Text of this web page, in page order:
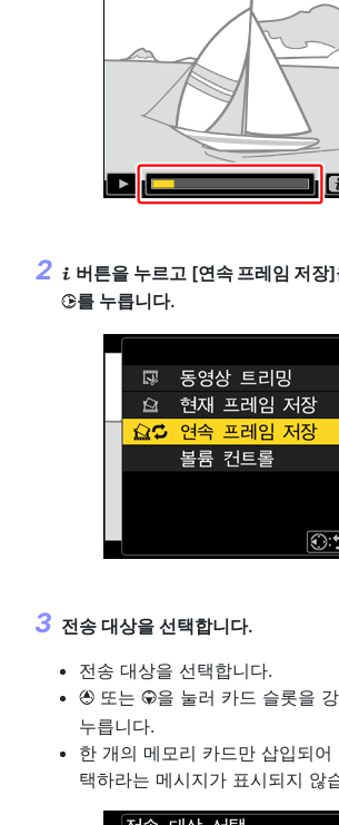
i 버튼을 누르고 [연속 프레임 저장]
2를 누릅니다.
전송 대상을 선택합니다.
전송 대상을 선택합니다.
1 또는 3을 눌러 카드 슬롯을
누릅니다.
한 개의 메모리 카드만 삽입되어
택하라는 메시지가 표시되지 않